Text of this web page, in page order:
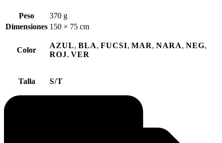
Peso
370 g
Dimensiones 150 × 75 cm
Color
AZUL, BLA, FUCSI, MAR, NARA, NEG,
ROJ, VER
Talla S/T